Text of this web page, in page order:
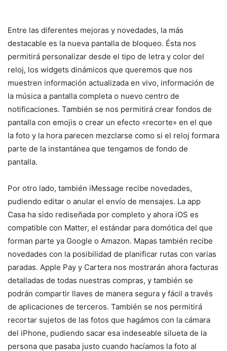
Entre las diferentes mejoras y novedades, la más
destacable es la nueva pantalla de bloqueo. Ésta nos
permitirá personalizar desde el tipo de letra y color del
reloj, los widgets dinámicos que queremos que nos
muestren información actualizada en vivo, información de
la música a pantalla completa o nuevo centro de
notificaciones. También se nos permitirá crear fondos de
pantalla con emojis o crear un efecto «recorte» en el que
la foto y la hora parecen mezclarse como si el reloj formara
parte de la instantánea que tengamos de fondo de
pantalla.
Por otro lado, también iMessage recibe novedades,
pudiendo editar o anular el envío de mensajes. La app
Casa ha sido rediseñada por completo y ahora iOS es
compatible con Matter, el estándar para domótica del que
forman parte ya Google o Amazon. Mapas también recibe
novedades con la posibilidad de planificar rutas con varias
paradas. Apple Pay y Cartera nos mostrarán ahora facturas
detalladas de todas nuestras compras, y también se
podrán compartir llaves de manera segura y fácil a través
de aplicaciones de terceros. También se nos permitirá
recortar sujetos de las fotos que hagámos con la cámara
del iPhone, pudiendo sacar esa indeseable silueta de la
persona que pasaba justo cuando hacíamos la foto al